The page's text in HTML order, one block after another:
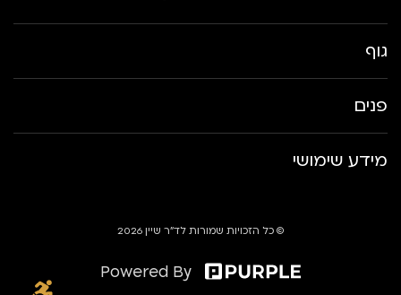
גוף
פנים
מידע שימושי
© כל הזכויות שמורות לד״ר שיין 2026
Powered By